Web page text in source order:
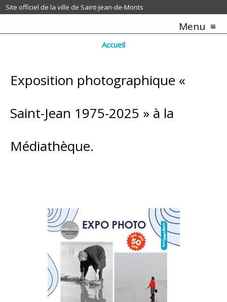
Site officiel de la ville de Saint-Jean-de-Monts
Menu
Accueil
Exposition photographique «
Saint-Jean 1975-2025 » à la
Médiathèque.